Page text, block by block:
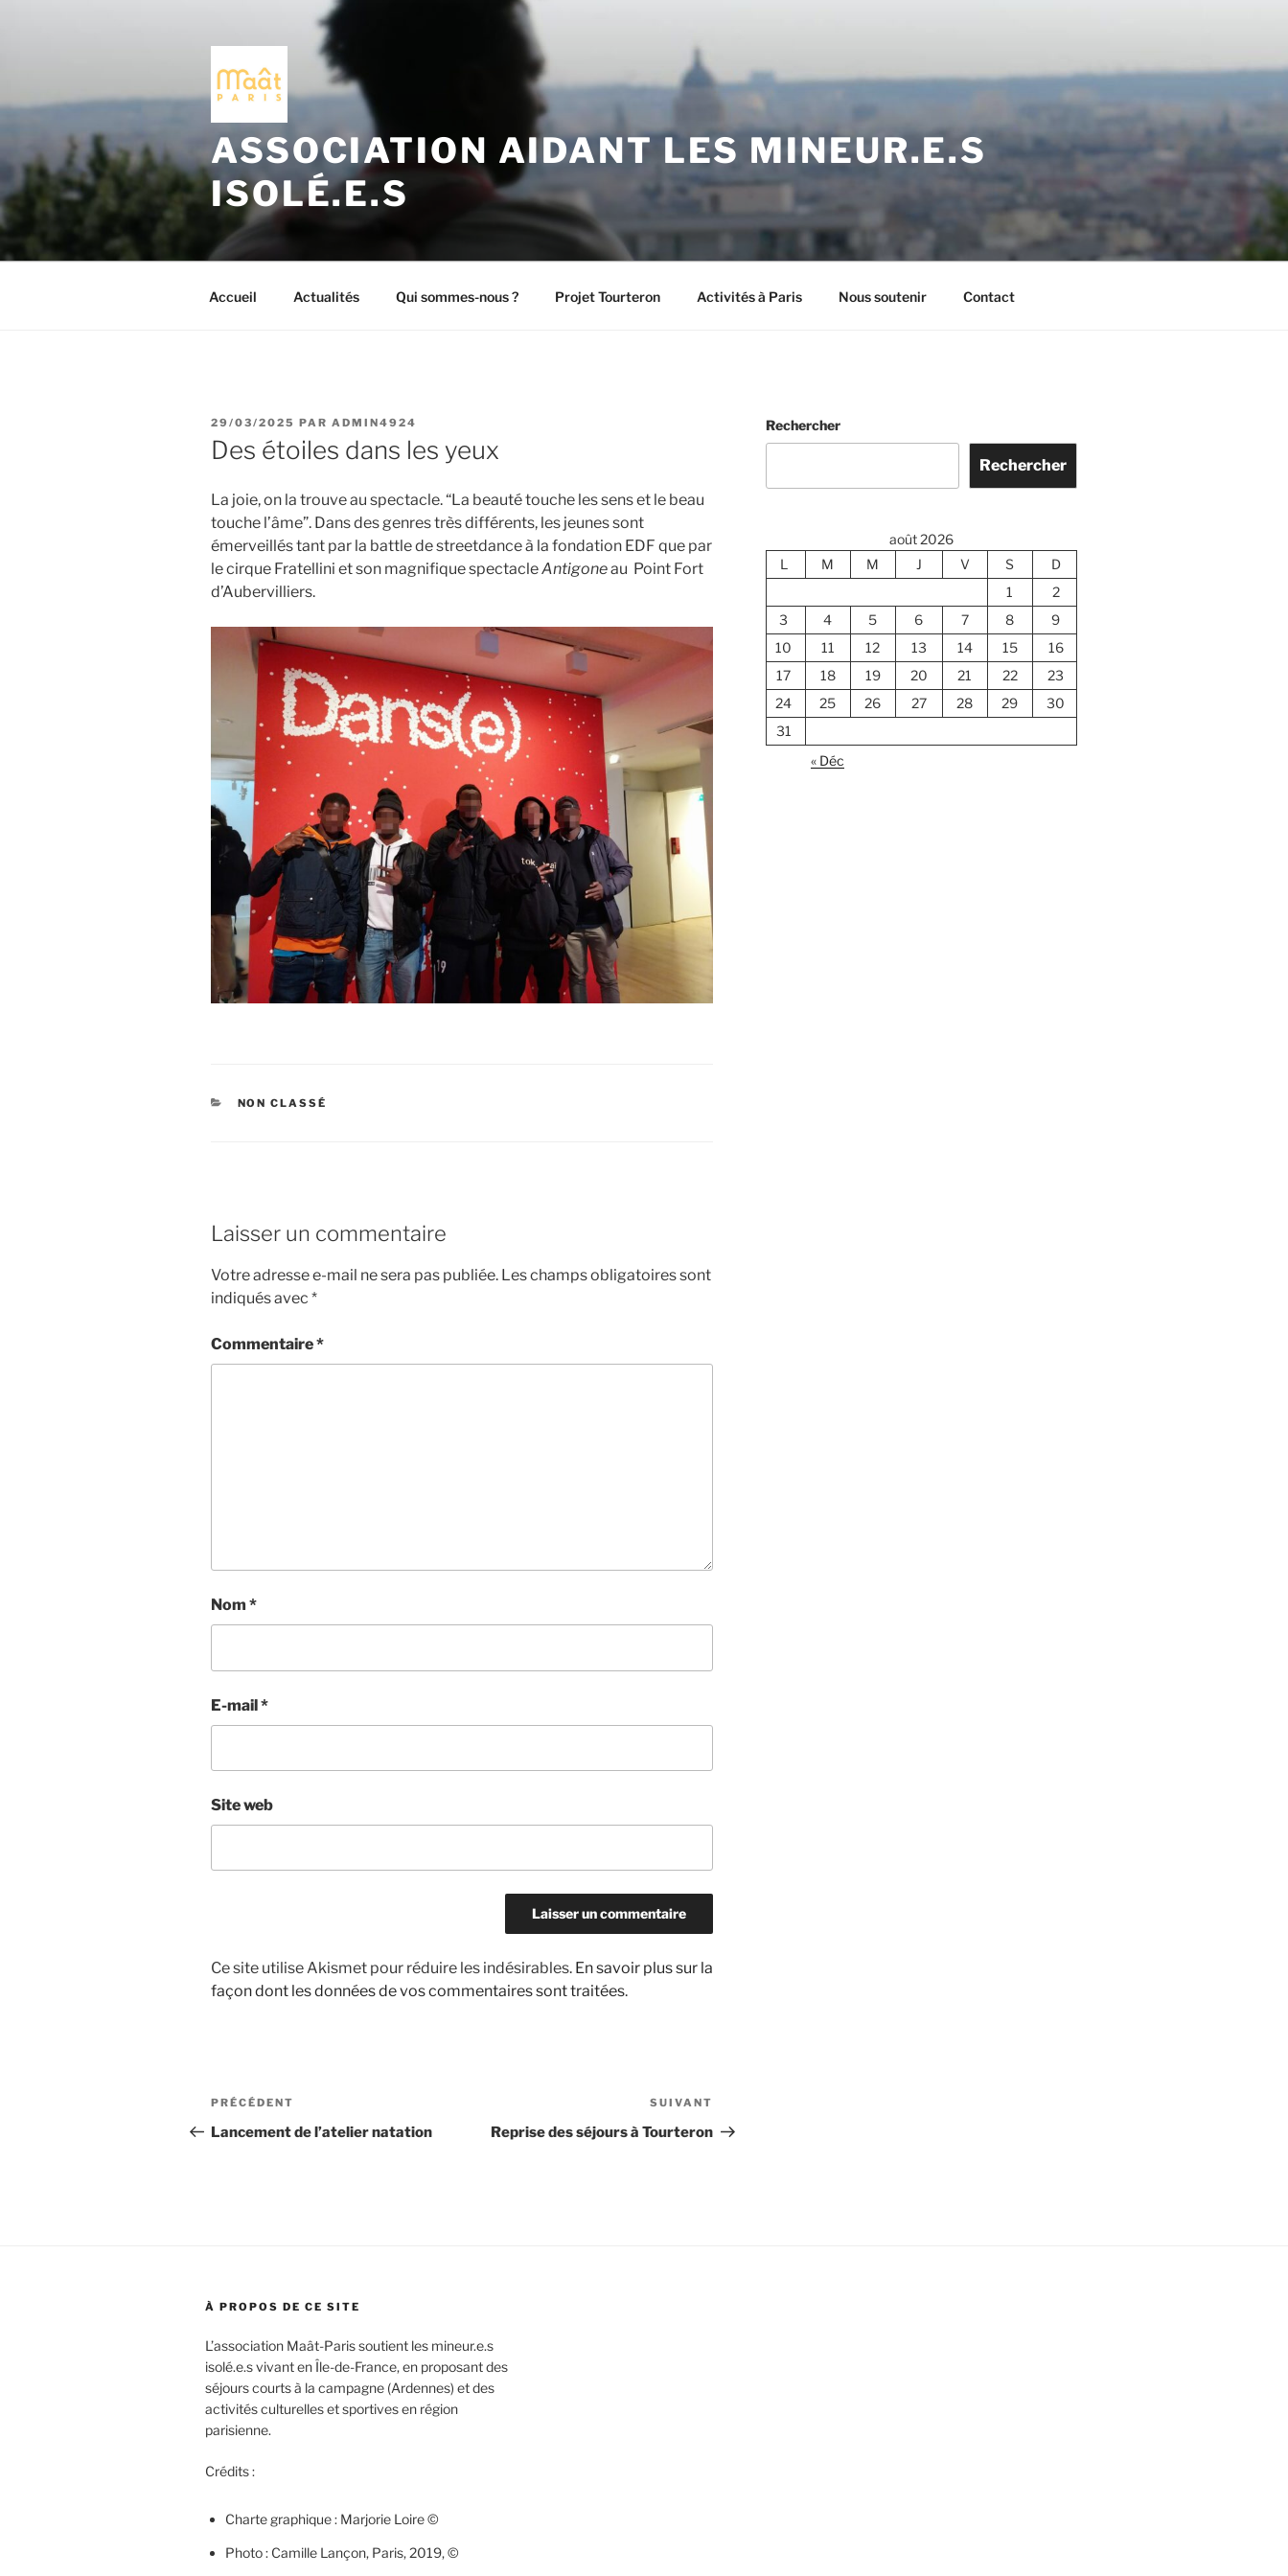
ASSOCIATION AIDANT LES MINEUR.E.S
ISOLÉ.E.S
Accueil Actualités Qui sommes-nous ? Projet Tourteron Activités à Paris Nous soutenir Contact
PUBLIÉ
LE
29/03/2025 PAR ADMIN4924
Des étoiles dans les yeux
La joie, on la trouve au spectacle. “La beauté touche les sens et le beau
touche l’âme”. Dans des genres très différents, les jeunes sont
émerveillés tant par la battle de streetdance à la fondation EDF que par
le cirque Fratellini et son magnifique spectacleAntigoneau Point Fort
d’Aubervilliers.
CATÉGORIES
NON CLASSÉ
Laisser un commentaire
Votre adresse e-mail ne sera pas publiée. Les champs obligatoires sont
indiqués avec *
Commentaire*
Nom *
E-mail*
Site web
Ce site utilise Akismet pour réduire les indésirables. En savoir plus sur la
façon dont les données de vos commentaires sont traitées.
Navigation
de
Article
précédent
PRÉCÉDENT
Lancement de l’atelier natation
suivant
SUIVANT
Reprise des séjours à Tourteron
Rechercher
Rechercher
août 2026
L
M M J V S
D
1
2
3
4 5 6 7 8
9
10
11 12 13 14 15
16
17
18 19 20 21 22
23
24
25 26 27 28 29
30
31
« Déc
À PROPOS DE CE SITE
L’association Maât-Paris soutient les mineur.e.s
isolé.e.s vivant en Île-de-France, en proposant des
séjours courts à la campagne (Ardennes) et des
activités culturelles et sportives en région
parisienne.
Crédits :
Charte graphique : Marjorie Loire ©
Photo : Camille Lançon, Paris, 2019, ©